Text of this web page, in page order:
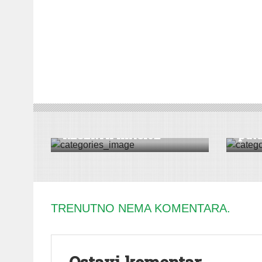
VESTI|RUMA
RESERTIFIKACIJE
TRENUTNO NEMA KOMENTARA.